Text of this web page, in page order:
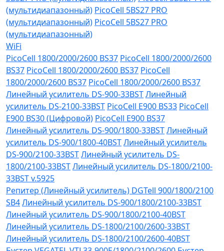
(мультидиапазонный) PicoCell 5BS27 PRO
(мультидиапазонный) PicoCell 5BS27 PRO
(мультидиапазонный)
WiFi
PicoCell 1800/2000/2600 BS37 PicoCell 1800/2000/2600
BS37 PicoCell 1800/2000/2600 BS37 PicoCell
1800/2000/2600 BS37 PicoCell 1800/2000/2600 BS37
Линейный усилитель DS-900-33BSTЛинейный
усилитель DS-2100-33BST PicoCell E900 BS33 PicoCell
E900 BS30 (Цифровой) PicoCell E900 BS37
Линейный усилитель DS-900/1800-33BSTЛинейный
усилитель DS-900/1800-40BSTЛинейный усилитель
DS-900/2100-33BSTЛинейный усилитель DS-
1800/2100-33BSTЛинейный усилитель DS-1800/2100-
33BST v.5925
Репитер (Линейный усилитель) DGTell 900/1800/2100
SB4Линейный усилитель DS-900/1800/2100-33BST
Линейный усилитель DS-900/1800/2100-40BST
Линейный усилитель DS-1800/2100/2600-33BST
Линейный усилитель DS-1800/2100/2600-40BST